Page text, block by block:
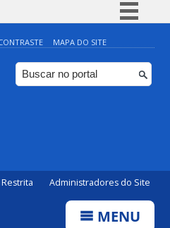
Simplifique!
Comunica BR
Participe
MAPA DO SITE
Administradores do Site
MENU